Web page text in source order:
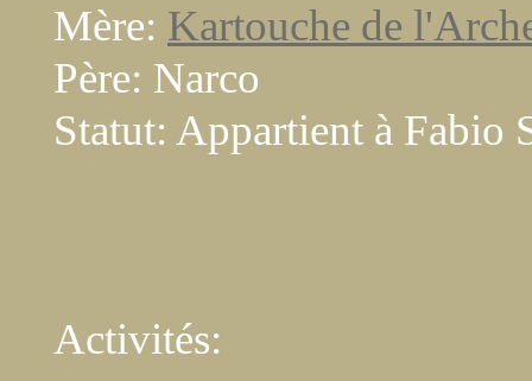
Mère: Kartouche de
Père: Narco
Statut: Appartient à Fabio
Activités: